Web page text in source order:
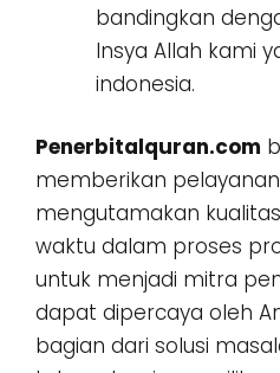
bandingkan
Insya Allah kami
indonesia.
Penerbitalquran.com
memberikan
mengutamakan
waktu dalam proses
untuk menjadi mitra
dapat dipercaya oleh
bagian dari solusi